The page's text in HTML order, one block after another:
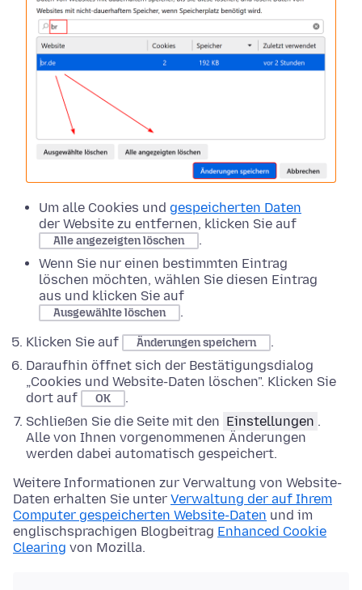
Um alle Cookies und gespeicherten Daten
der Website zu entfernen, klicken Sie auf
Alle angezeigten löschen
.
Wenn Sie nur einen bestimmten Eintrag
löschen möchten, wählen Sie diesen Eintrag
aus und klicken Sie auf
Ausgewählte löschen
.
Klicken Sie auf
Änderungen speichern
.
Daraufhin öffnet sich der Bestätigungsdialog
„Cookies und Website-Daten löschen". Klicken Sie
dort auf
OK
.
Schließen Sie die Seite mit den Einstellungen .
Alle von Ihnen vorgenommenen Änderungen
werden dabei automatisch gespeichert.
Weitere Informationen zur Verwaltung von Website-
Daten erhalten Sie unter Verwaltung der auf Ihrem
Computer gespeicherten Website-Daten und im
englischsprachigen Blogbeitrag Enhanced Cookie
Clearing von Mozilla.